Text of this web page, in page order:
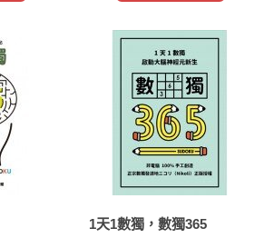
1天1數獨，數獨365